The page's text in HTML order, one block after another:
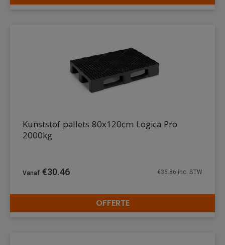
DETAILS
Kunststof pallets 80x120cm Logica Pro
2000kg
€30.46 €36.86 inc. BTW
OFFERTE